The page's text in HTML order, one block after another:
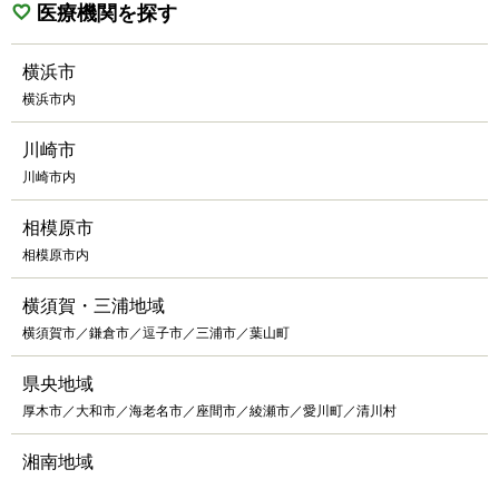
医療機関を探す
横浜市
横浜市内
川崎市
川崎市内
相模原市
相模原市内
横須賀・三浦地域
横須賀市／鎌倉市／逗子市／三浦市／葉山町
県央地域
厚木市／大和市／海老名市／座間市／綾瀬市／愛川町／清川村
湘南地域